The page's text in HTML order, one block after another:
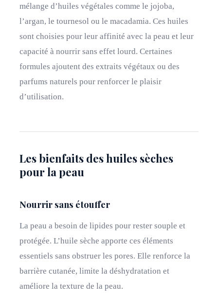
mélange d’huiles végétales comme le jojoba,
l’argan, le tournesol ou le macadamia. Ces huiles
sont choisies pour leur affinité avec la peau et leur
capacité à nourrir sans effet lourd. Certaines
formules ajoutent des extraits végétaux ou des
parfums naturels pour renforcer le plaisir
d’utilisation.
Les bienfaits des huiles sèches
pour la peau
Nourrir sans étouffer
La peau a besoin de lipides pour rester souple et
protégée. L’huile sèche apporte ces éléments
essentiels sans obstruer les pores. Elle renforce la
barrière cutanée, limite la déshydratation et
améliore la texture de la peau.